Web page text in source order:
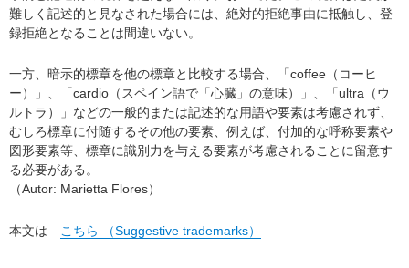
難しく記述的と見なされた場合には、絶対的拒絶事由に抵触し、登
録拒絶となることは間違いない。
一方、暗示的標章を他の標章と比較する場合、「coffee（コーヒ
ー）」、「cardio（スペイン語で「心臓」の意味）」、「ultra（ウ
ルトラ）」などの一般的または記述的な用語や要素は考慮されず、
むしろ標章に付随するその他の要素、例えば、付加的な呼称要素や
図形要素等、標章に識別力を与える要素が考慮されることに留意す
る必要がある。
（Autor: Marietta Flores）
本文は こちら （Suggestive trademarks）